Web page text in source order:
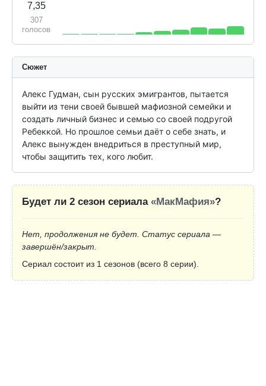
7,35
307
голосов
Сюжет
Алекс Гудман, сын русских эмигрантов, пытается
выйти из тени своей бывшей мафиозной семейки и
создать личный бизнес и семью со своей подругой
Ребеккой. Но прошлое семьи даёт о себе знать, и
Алекс вынужден внедриться в преступный мир,
чтобы защитить тех, кого любит.
Будет ли 2 сезон сериала «МакМафия»?
Нет, продолжения не будет. Статус сериала —
завершён/закрыт.
Сериал состоит из 1 сезонов (всего 8 серии).